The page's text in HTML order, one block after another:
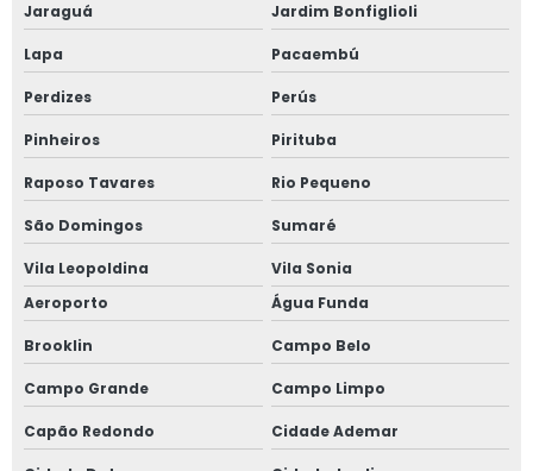
Janela anti som
Janela para casas de alto padrão
Janela de correr 2 folhas
Janela de correr 3 folhas
Janela de correr 4 folhas
Janela de correr para quarto
Jaraguá Jardim Bonfiglioli
Lapa Pacaembú
Perdizes Perús
Pinheiros Pirituba
Raposo Tavares Rio Pequeno
São Domingos Sumaré
Vila Leopoldina
Vila Sonia
Aeroporto
Água Funda
Brooklin Campo Belo
Campo Grande Campo Limpo
Capão Redondo Cidade Ademar